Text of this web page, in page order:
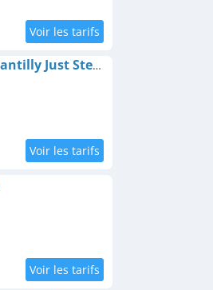
Elegant Appartement au coeur de Chantilly Just Steps de the Château